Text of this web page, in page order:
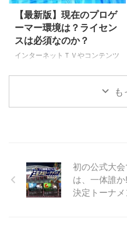
を魅せつつあり、ＴＶなどでも
「eスポーツ」というワードや、
eスポーツの種目、タイトルが話
題に上がることも出てきました。
世界中の人たちが参加しているの
【最新版】現在のプロゲ
ーマー環境は？ライセン
スは必須なのか？
インターネットＴＶやコンテンツ
も徐々に取り上げられる事が増え
てきたeスポーツ。 これからどん
年における環境についてお話で
す。 プロゲーマーって？ プロゲ
ーマーというのは、職業としてゲ
も
初の公式大
は、一体誰
決定トーナメ